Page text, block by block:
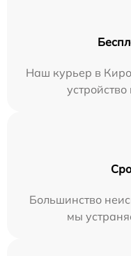
Наш курьер в
Большинство
мы